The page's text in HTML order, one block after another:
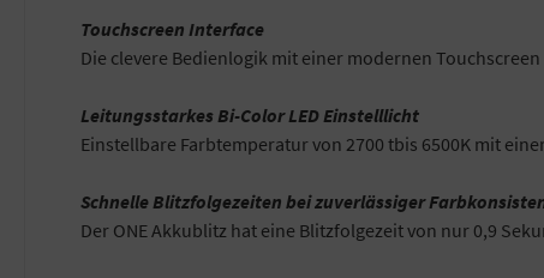
Touchscreen Interface
Die clevere Bedienlogik mit einer modernen
Leitungsstarkes Bi-Color LED Einstelllicht
Einstellbare Farbtemperatur von 2700 tbis 6500K mit
Schnelle Blitzfolgezeiten bei zuverlässiger
Der ONE Akkublitz hat eine Blitzfolgezeit von nur 0,9